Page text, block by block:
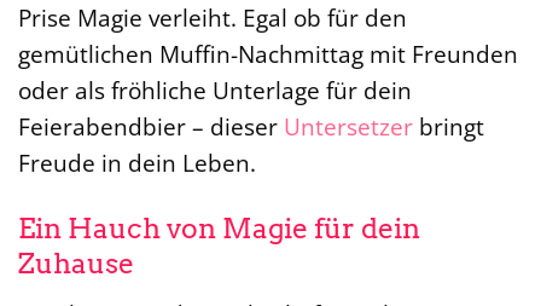
Prise Magie verleiht. Egal ob für den
gemütlichen Muffin-Nachmittag mit Freunden
oder als fröhliche Unterlage für dein
Feierabendbier – dieser Untersetzer bringt
Freude in dein Leben.
Ein Hauch von Magie für dein
Zuhause